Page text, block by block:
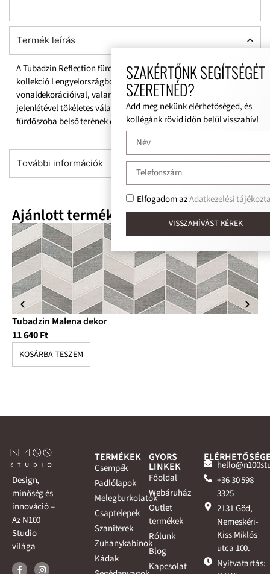
Termék leírás
A Tubadzin Reflection fürdőszoba csempe egy stílusos és eredeti
kollekció Lengyelországból. Ez a csempe lenyűgöző geometriai
vonaldekorációival, valamint világos és sötét árnyalatainak
jelenlétével tökéletes választás. Ezeket a csempéket bármilyen
fürdőszoba belső terének díszítésére tervezték.
További információk
Ajánlott termékek
Tubadzin Malena dekor
11 640Ft
KOSÁRBA TESZEM
Design,
minőség és
innováció –
Az N100
Studio
világa
TERMÉKEK
Csempék
Padlólapok
Melegburkolatok
Csaptelepek
Szaniterek
Zuhanykabinok
Kádak
GYORS
LINKEK
Főoldal
Webáruház
Outlet
termékek
Rólunk
Blog
Kapcsolat
+36 30 598
3325
2131 Göd,
Nemeskéri-
Kiss Miklós
utca 100.
Nyitvatartás:
SZAKÉRTŐNK SEGÍTSÉGÉT
SZERETNÉD?
Add meg nekünk elérhetőséged, és
kollégánk rövid időn belül visszahív!
Elfogadom azAdatkezelési
VISSZAHÍVÁST KÉREK